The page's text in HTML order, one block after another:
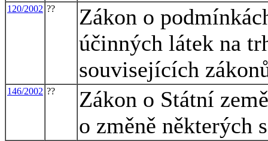
120/2002 ??
Zákon o
účinných látek na
souvisejících
146/2002 ??
Zákon o Státní
o změně některých